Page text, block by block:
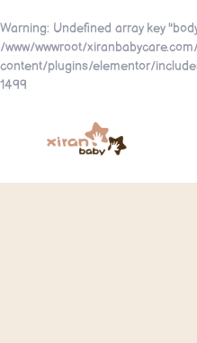
Warning: Undefined array key
/www/wwwroot/
content/plugins/elementor/
1499